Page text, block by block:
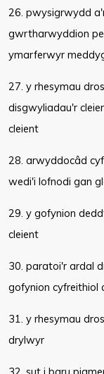
26. pwysigrwydd
gwrtharwyddion
ymarferwyr
27. y rhesymau
disgwyliadau'r
cleient
28. arwyddocâd
wedi'i lofnodi gan
29. y gofynion
cleient
30. paratoi'r ardal
gofynion cyfreithiol
31. y rhesymau
drylwyr